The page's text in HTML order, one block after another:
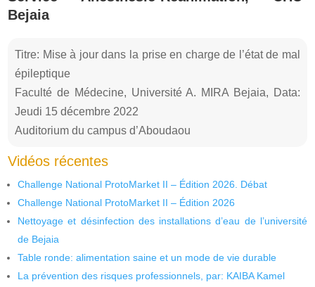
Bejaia
Titre: Mise à jour dans la prise en charge de l’état de mal
épileptique
Faculté de Médecine, Université A. MIRA Bejaia, Data:
Jeudi 15 décembre 2022
Auditorium du campus d’Aboudaou
Vidéos récentes
Challenge National ProtoMarket II – Édition 2026. Débat
Challenge National ProtoMarket II – Édition 2026
Nettoyage et désinfection des installations d’eau de l’université
de Bejaia
Table ronde: alimentation saine et un mode de vie durable
La prévention des risques professionnels, par: KAIBA Kamel